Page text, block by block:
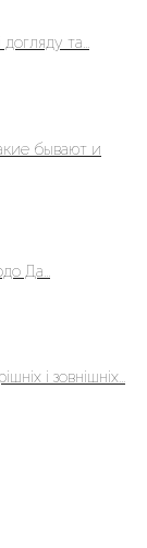
та...
бывают и
Да...
і зовнішніх...